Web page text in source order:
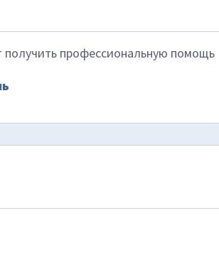
получить профессиональную помощь